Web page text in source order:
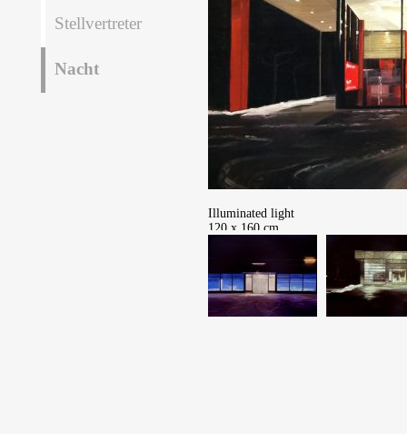
Stellvertreter
Nacht
Illuminated light
120 x 160 cm